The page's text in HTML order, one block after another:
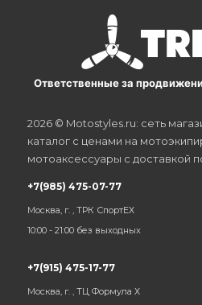
Ответственные за
2026 © Motostyles.ru: сеть
каталог с ценами на
мотоаксессуары с доставкой
+7(985) 475-07-77
Москва, г. , ТРК СпортЕХ
10:00 - 21:00 без выходных
+7(915) 475-17-77
Москва, г. , ТЦ Формула Х